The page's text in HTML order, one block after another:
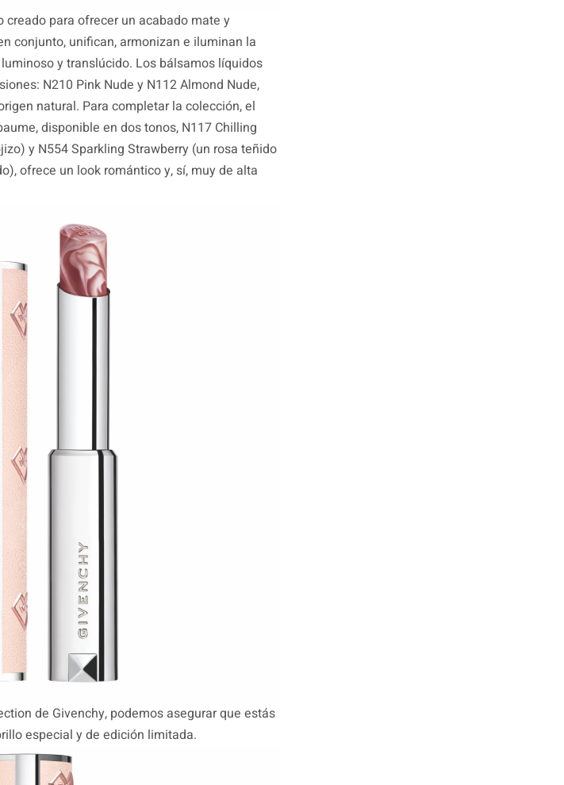
para ofrecer un acabado mate y
conjunto, unifican, armonizan e iluminan la
y translúcido. Los bálsamos líquidos
N210 Pink Nude y N112 Almond Nude,
natural. Para completar la colección, el
disponible en dos tonos, N117 Chilling
y N554 Sparkling Strawberry (un rosa teñido
ofrece un look romántico y, sí, muy de alta
de Givenchy, podemos asegurar que estás
especial y de edición limitada.